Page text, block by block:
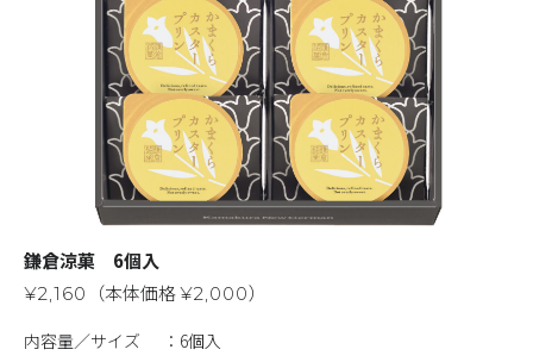
鎌倉涼菓 6個入
¥2,160 （本体価格¥2,000）
内容量／サイズ
6個入